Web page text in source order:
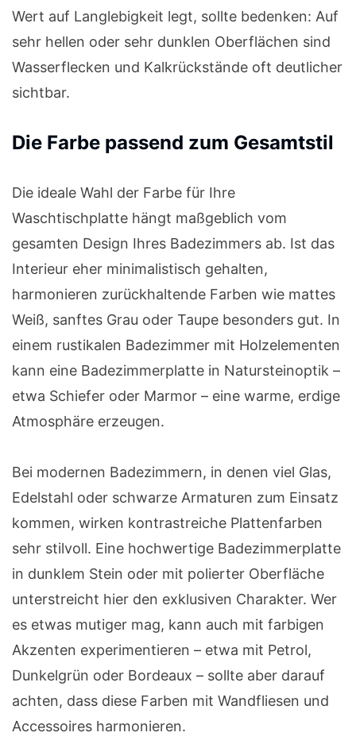
Wert auf Langlebigkeit legt, sollte bedenken: Auf
sehr hellen oder sehr dunklen Oberflächen sind
Wasserflecken und Kalkrückstände oft deutlicher
sichtbar.
Die Farbe passend zum Gesamtstil
Die ideale Wahl der Farbe für Ihre
Waschtischplatte hängt maßgeblich vom
gesamten Design Ihres Badezimmers ab. Ist das
Interieur eher minimalistisch gehalten,
harmonieren zurückhaltende Farben wie mattes
Weiß, sanftes Grau oder Taupe besonders gut. In
einem rustikalen Badezimmer mit Holzelementen
kann eine Badezimmerplatte in Natursteinoptik –
etwa Schiefer oder Marmor – eine warme, erdige
Atmosphäre erzeugen.
Bei modernen Badezimmern, in denen viel Glas,
Edelstahl oder schwarze Armaturen zum Einsatz
kommen, wirken kontrastreiche Plattenfarben
sehr stilvoll. Eine hochwertige Badezimmerplatte
in dunklem Stein oder mit polierter Oberfläche
unterstreicht hier den exklusiven Charakter. Wer
es etwas mutiger mag, kann auch mit farbigen
Akzenten experimentieren – etwa mit Petrol,
Dunkelgrün oder Bordeaux – sollte aber darauf
achten, dass diese Farben mit Wandfliesen und
Accessoires harmonieren.